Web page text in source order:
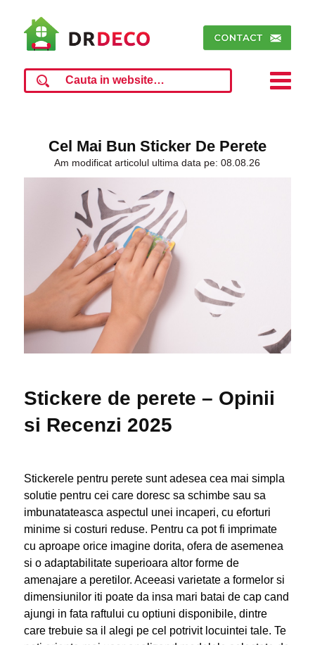
Cel Mai Bun Sticker De Perete
Am modificat articolul ultima data pe: 08.08.26
Stickere de perete – Opinii
si Recenzi 2025
Stickerele pentru perete sunt adesea cea mai simpla
solutie pentru cei care doresc sa schimbe sau sa
imbunatateasca aspectul unei incaperi, cu eforturi
minime si costuri reduse. Pentru ca pot fi imprimate
cu aproape orice imagine dorita, ofera de asemenea
si o adaptabilitate superioara altor forme de
amenajare a peretilor. Aceeasi varietate a formelor si
dimensiunilor iti poate da insa mari batai de cap cand
ajungi in fata raftului cu optiuni disponibile, dintre
care trebuie sa il alegi pe cel potrivit locuintei tale. Te